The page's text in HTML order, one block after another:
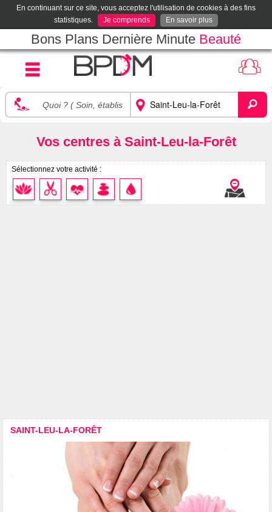
En continuant sur ce site, vous acceptez l'utilisation de cookies à des fins
statistiques.
Je comprends En savoir plus
Bons Plans Dernière Minute Beauté
Vos centres à Saint-Leu-la-Forêt
Sélectionnez votre activité :
SAINT-LEU-LA-FORÊT